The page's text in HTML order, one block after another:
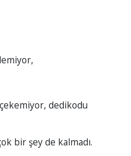
dedikodu
bir şey de kalmadı.